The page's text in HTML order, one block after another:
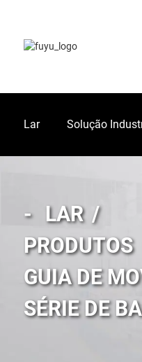
Lar Solução
LAR
PRODUTOS
GUIA DE
SÉRIE DE